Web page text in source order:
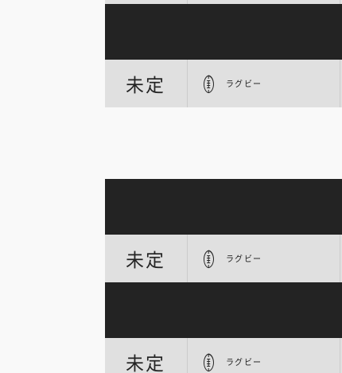
未定 ラグビー
未定 ラグビー
未定 ラグビー